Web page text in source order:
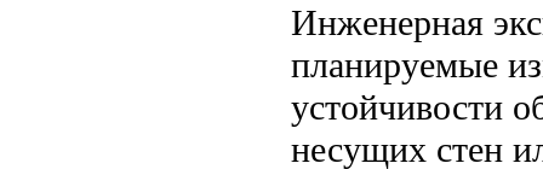
Инженерная
планируемые
устойчивости
несущих стен